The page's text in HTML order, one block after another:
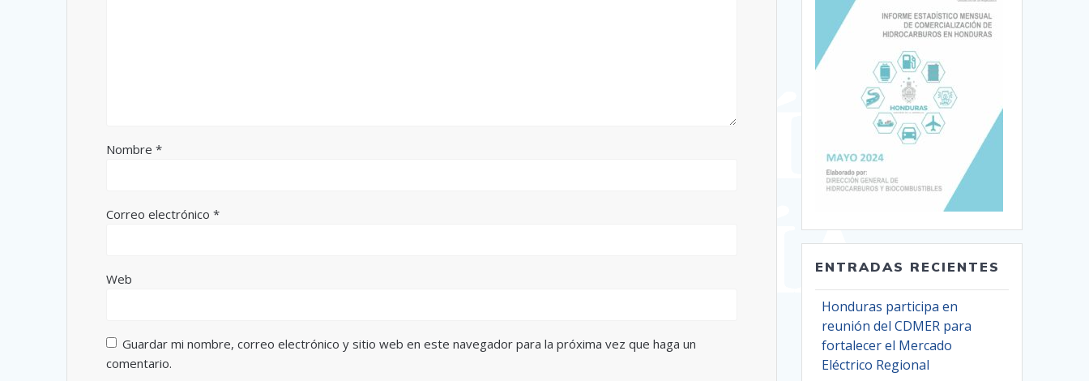
Nombre*
Correo electrónico*
Web
Guardar mi nombre, correo electrónico y sitio web en este navegador para la próxima vez que haga un
comentario.
ENTRADAS RECIENTES
Honduras participa en
reunión del CDMER para
fortalecer el Mercado
Eléctrico Regional